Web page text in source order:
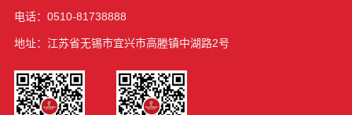
电话：0510-81738888
地址：江苏省无锡市宜兴市高塍镇中湖路2号